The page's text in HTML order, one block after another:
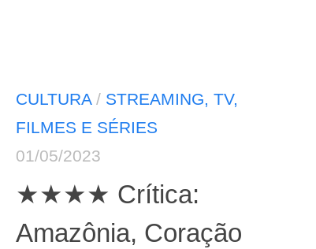
CULTURA/ STREAMING, TV,
FILMES E SÉRIES
01/05/2023
★★★★ Crítica:
Amazônia, Coração